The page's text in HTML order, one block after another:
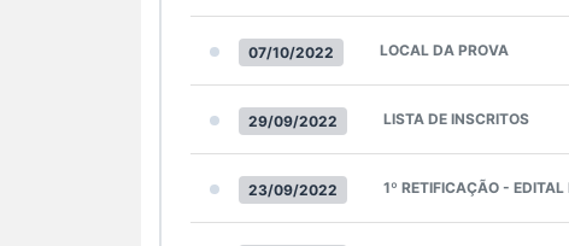
07/10/2022 LOCAL DA PROVA
29/09/2022 LISTA DE INSCRITOS
23/09/2022 1º RETIFICAÇÃO - EDITAL